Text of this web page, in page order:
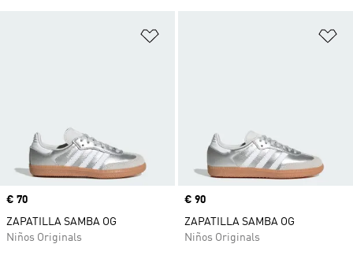
Precio
€ 70
ZAPATILLA SAMBA OG
Niños Originals
Precio
€ 90
ZAPATILLA SAMBA OG
Niños Originals